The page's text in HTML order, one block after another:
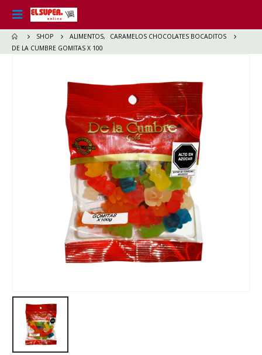
SHOP ALIMENTOS,
CARAMELOS CHOCOLATES BOCADITOS
DE LA CUMBRE GOMITAS X 100